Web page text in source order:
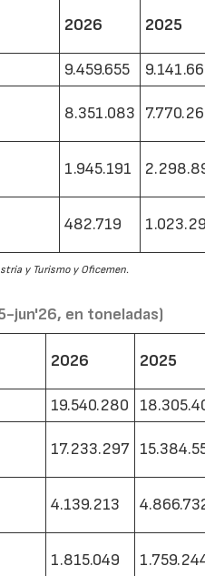
2026 2025
9.459.655
8.351.083
1.945.191
482.719
y Turismo y Oficemen.
jun'26, en toneladas)
2026 2025
19.540.280
17.233.297
4.139.213
1.815.049